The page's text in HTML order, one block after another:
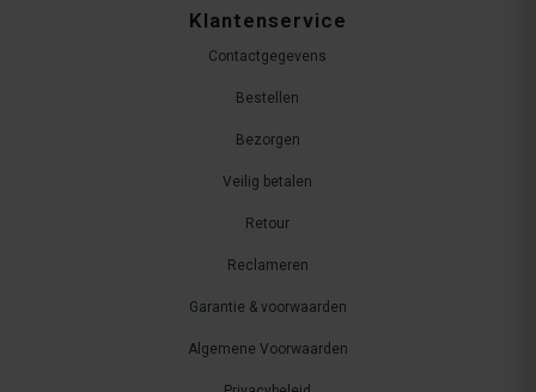
Klantenservice
Contactgegevens
Bestellen
Bezorgen
Veilig betalen
Retour
Reclameren
Garantie & voorwaarden
Algemene Voorwaarden